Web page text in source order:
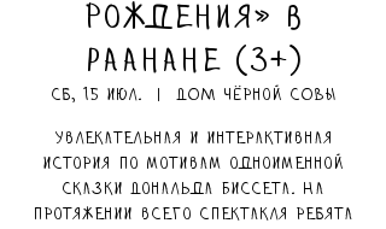
рождения» в
Раанане (3+)
сб, 15 июл.
  |
ДОМ чёрной СОВЫ
Увлекательная и интерактивная
история по мотивам одноименной
сказки Дональда Биссета. На
протяжении всего спектакля ребята